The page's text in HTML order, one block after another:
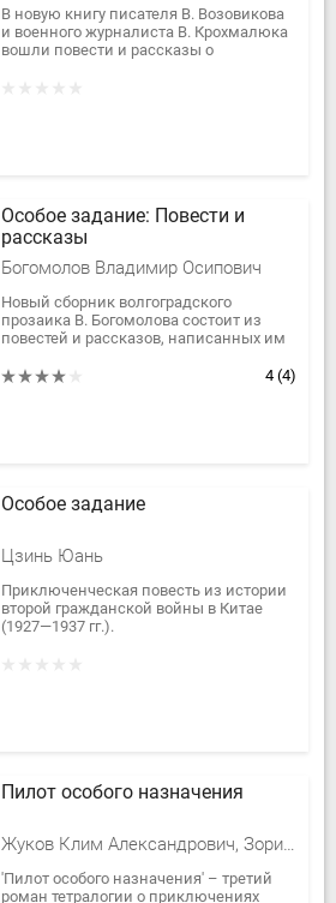
В новую книгу писателя В. Возовикова
и военного журналиста В. Крохмалюка
вошли повести и рассказы о
Особое задание: Повести и
рассказы
Богомолов Владимир Осипович
Новый сборник волгоградского
прозаика В. Богомолова состоит из
повестей и рассказов, написанных им
сначала», «Две встречи» и «Останутся...
4 (4)
Особое задание
Цзинь Юань
Приключенческая повесть из истории
второй гражданской войны в Китае
(1927—1937 гг.).
Пилот особого назначения
Жуков Клим Александрович, Зорич Александр Владимирович
'Пилот особого назначения' – третий
роман тетралогии о приключениях